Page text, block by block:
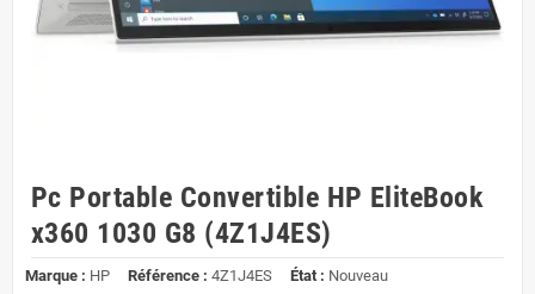
Pc Portable Convertible HP EliteBook
x360 1030 G8 (4Z1J4ES)
Marque : HP Référence : 4Z1J4ES État : Nouveau